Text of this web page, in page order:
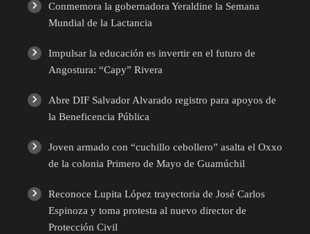
Conmemora la gobernadora Yeraldine la Semana
Mundial de la Lactancia
Impulsar la educación es invertir en el futuro de
Angostura: “Capy” Rivera
Abre DIF Salvador Alvarado registro para apoyos de
la Beneficencia Pública
Joven armado con “cuchillo cebollero” asalta el Oxxo
de la colonia Primero de Mayo de Guamúchil
Reconoce Lupita López trayectoria de José Carlos
Espinoza y toma protesta al nuevo director de
Protección Civil